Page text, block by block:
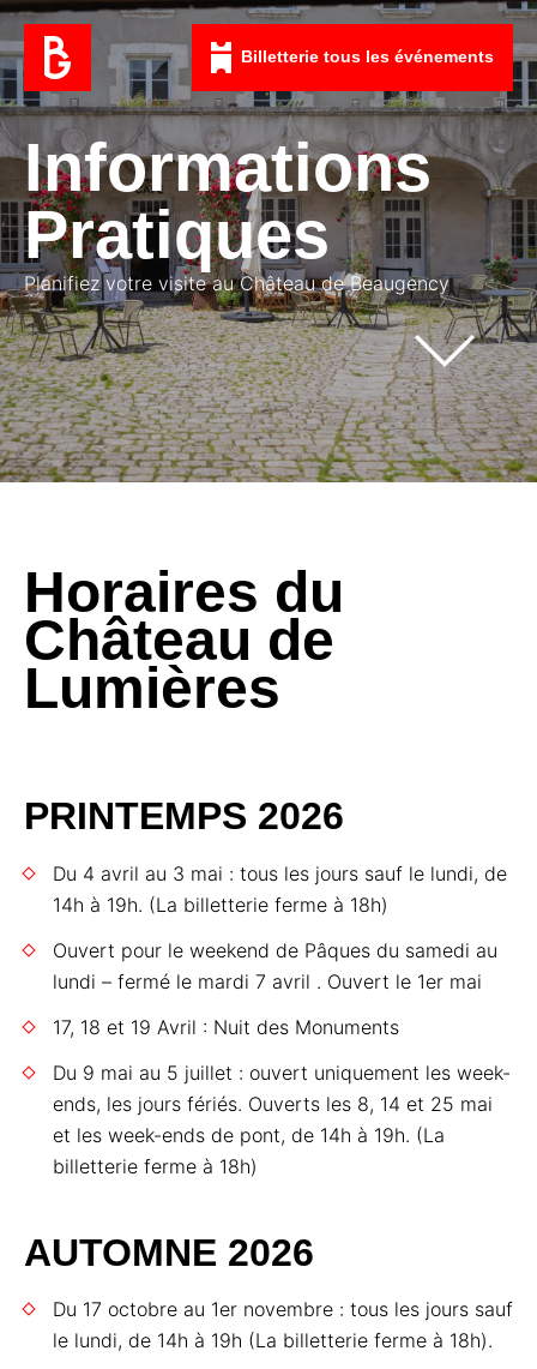
Billetterie tous les événements
Informations
Pratiques
Planifiez votre visite au Château de Beaugency
Horaires du
Château de
Lumières
PRINTEMPS 2026
Du 4 avril au 3 mai : tous les jours sauf le lundi, de
14h à 19h. (La billetterie ferme à 18h)
Ouvert pour le weekend de Pâques du samedi au
lundi – fermé le mardi 7 avril . Ouvert le 1er mai
17, 18 et 19 Avril : Nuit des Monuments
Du 9 mai au 5 juillet : ouvert uniquement les week-
ends, les jours fériés. Ouverts les 8, 14 et 25 mai
et les week-ends de pont, de 14h à 19h. (La
billetterie ferme à 18h)
AUTOMNE 2026
Du 17 octobre au 1er novembre : tous les jours sauf
le lundi, de 14h à 19h (La billetterie ferme à 18h).